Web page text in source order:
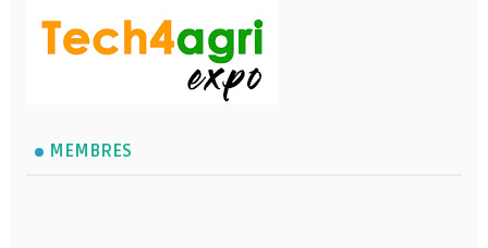
MEMBRES